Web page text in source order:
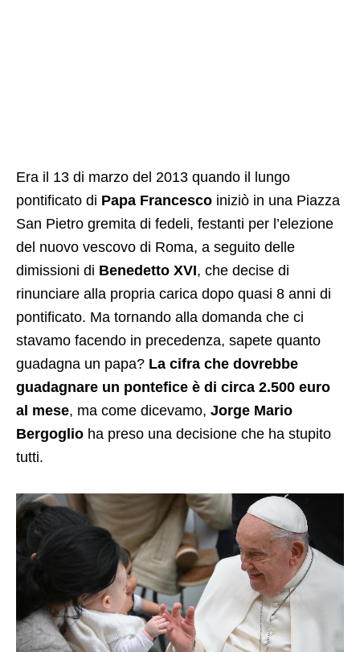
Era il 13 di marzo del 2013 quando il lungo
pontificato di Papa Francesco iniziò in una Piazza
San Pietro gremita di fedeli, festanti per l’elezione
del nuovo vescovo di Roma, a seguito delle
dimissioni di Benedetto XVI, che decise di
rinunciare alla propria carica dopo quasi 8 anni di
pontificato. Ma tornando alla domanda che ci
stavamo facendo in precedenza, sapete quanto
guadagna un papa? La cifra che dovrebbe
guadagnare un pontefice è di circa 2.500 euro
al mese, ma come dicevamo, Jorge Mario
Bergoglio ha preso una decisione che ha stupito
tutti.